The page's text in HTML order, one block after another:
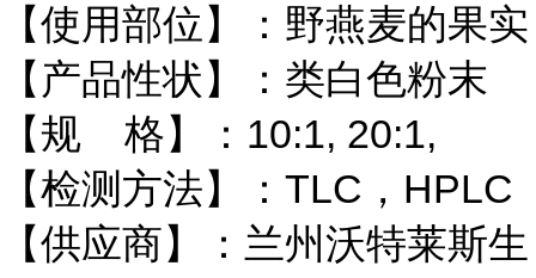
【使用部位】：野燕麦的果实
【产品性状】：类白色粉末
【规 格】：10:1, 20:1,
【检测方法】：TLC，HPLC
【供应商】：兰州沃特莱斯生